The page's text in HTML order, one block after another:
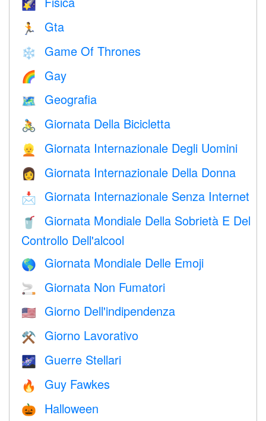
🌠
🏃 Gta
❄️ Game Of Thrones
🌈 Gay
🗺 Geografia
🚴 Giornata Della Bicicletta
👱 Giornata Internazionale Degli Uomini
👩 Giornata Internazionale Della Donna
📩 Giornata Internazionale Senza Internet
🥤
Giornata Mondiale Della Sobrietà E Del
Controllo Dell'alcool
🌎 Giornata Mondiale Delle Emoji
🚬 Giornata Non Fumatori
🇺🇸 Giorno Dell'indipendenza
⚒️ Giorno Lavorativo
🌌 Guerre Stellari
🔥 Guy Fawkes
🎃 Halloween